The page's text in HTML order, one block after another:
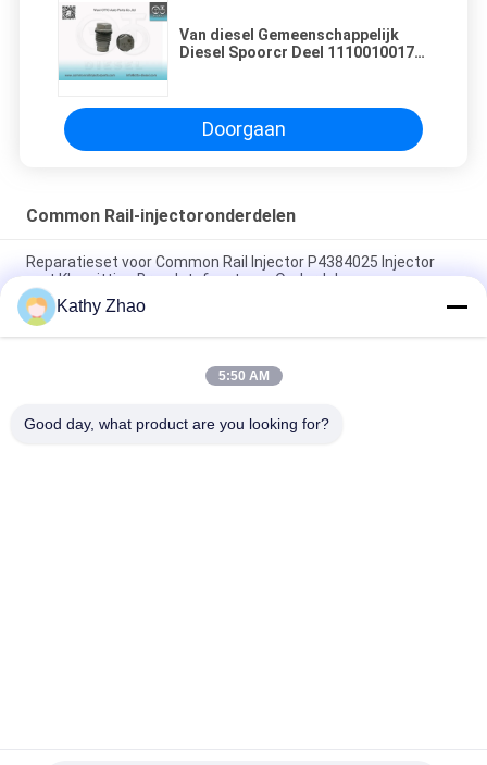
Van diesel Gemeenschappelijk
Diesel Spoorcr Deel 1110010017
Doorgaan
Common Rail-injectoronderdelen
Reparatieset voor Common Rail Injector P4384025 Injector
met Klepzitting Brandstofsysteem Onderdelen
Echte Gemeenschappelijke Diesel van Spoordenso
Brandstofinjectors RE529118/RE524382 095000-649#/880#
M11 Common Rail Repair Kits voor EUI-injectoronderdelen
Kathy Zhao
5:50 AM
Good day, what product are you looking for?